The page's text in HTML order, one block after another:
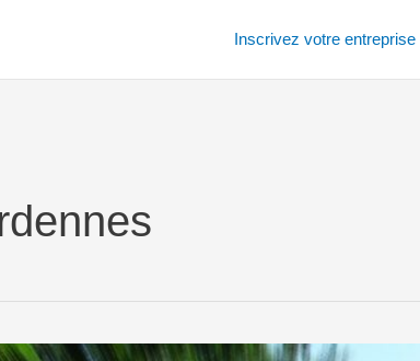
Inscrivez votre entreprise